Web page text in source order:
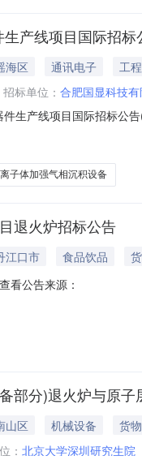
产线项目国际招标
海区 通讯电子
工程
招标单位： 合肥国显科技
生产线项目国际招标公
请合格投标人参加投标
子体加强气相沉积设备
退火炉招标公告
江口市 食品饮品
看公告来源：
部分)退火炉与原
山区 机械设备
货物
： 北京大学深圳研究生院